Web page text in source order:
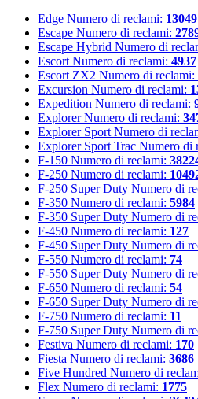
Edge Numero di reclami: 13049
Escape Numero di reclami:
Escape Hybrid Numero di
Escort Numero di reclami: 4937
Escort ZX2 Numero di reclami:
Excursion Numero di reclami:
Expedition Numero di reclami:
Explorer Numero di reclami:
Explorer Sport Numero di
Explorer Sport Trac Numero di
F-150 Numero di reclami:
F-250 Numero di reclami:
F-250 Super Duty Numero di
F-350 Numero di reclami: 5984
F-350 Super Duty Numero di
F-450 Numero di reclami: 127
F-450 Super Duty Numero di
F-550 Numero di reclami: 74
F-550 Super Duty Numero di
F-650 Numero di reclami: 54
F-650 Super Duty Numero di
F-750 Numero di reclami: 11
F-750 Super Duty Numero di
Festiva Numero di reclami: 170
Fiesta Numero di reclami: 3686
Five Hundred Numero di
Flex Numero di reclami: 1775